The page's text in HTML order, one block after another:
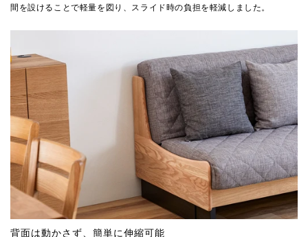
間を設けることで軽量を図り、スライド時の負担を軽減しました。
背面は動かさず、簡単に伸縮可能